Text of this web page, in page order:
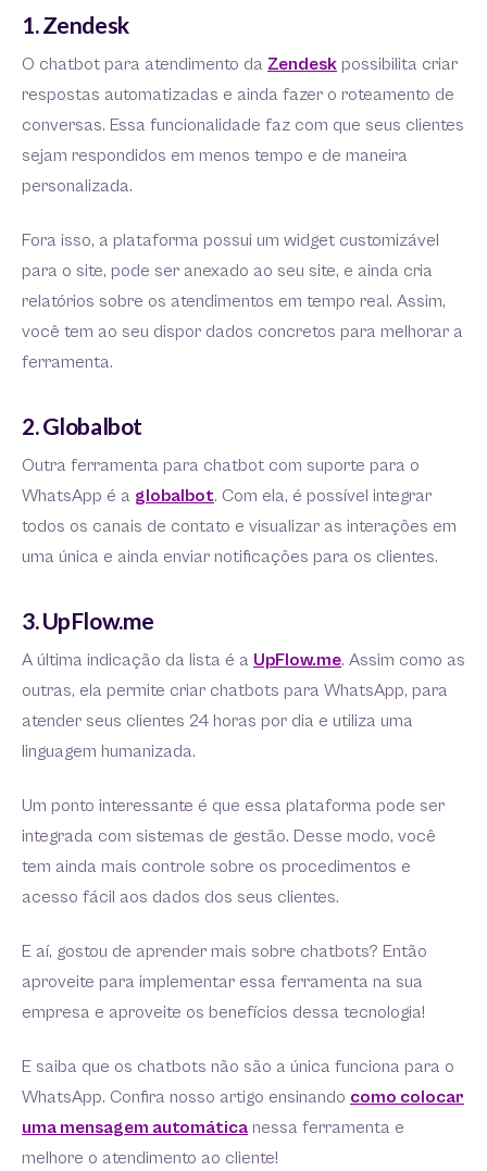
1. Zendesk
O chatbot para atendimento da Zendesk possibilita criar
respostas automatizadas e ainda fazer o roteamento de
conversas. Essa funcionalidade faz com que seus clientes
sejam respondidos em menos tempo e de maneira
personalizada.
Fora isso, a plataforma possui um widget customizável
para o site, pode ser anexado ao seu site, e ainda cria
relatórios sobre os atendimentos em tempo real. Assim,
você tem ao seu dispor dados concretos para melhorar a
ferramenta.
2. Globalbot
Outra ferramenta para chatbot com suporte para o
WhatsApp é a globalbot. Com ela, é possível integrar
todos os canais de contato e visualizar as interações em
uma única e ainda enviar notificações para os clientes.
3. UpFlow.me
A última indicação da lista é a UpFlow.me. Assim como as
outras, ela permite criar chatbots para WhatsApp, para
atender seus clientes 24 horas por dia e utiliza uma
linguagem humanizada.
Um ponto interessante é que essa plataforma pode ser
integrada com sistemas de gestão. Desse modo, você
tem ainda mais controle sobre os procedimentos e
acesso fácil aos dados dos seus clientes.
E aí, gostou de aprender mais sobre chatbots? Então
aproveite para implementar essa ferramenta na sua
empresa e aproveite os benefícios dessa tecnologia!
E saiba que os chatbots não são a única funciona para o
WhatsApp. Confira nosso artigo ensinando como colocar
uma mensagem automática nessa ferramenta e
melhore o atendimento ao cliente!